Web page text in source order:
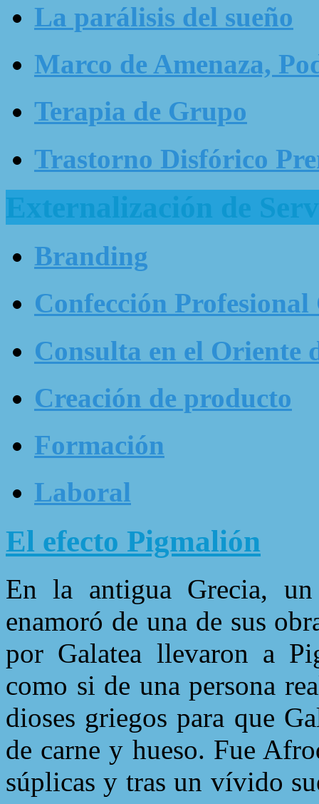
La parálisis del sueño
Marco de Amenaza,
Terapia de Grupo
Trastorno Disfórico
Externalización de
Branding
Confección Profesional
Consulta en el Oriente
Creación de producto
Formación
Laboral
El efecto Pigmalión
En la antigua Grecia,
enamoró de una de sus
por Galatea llevaron a
como si de una persona
dioses griegos para que
de carne y hueso. Fue
súplicas y tras un vívido